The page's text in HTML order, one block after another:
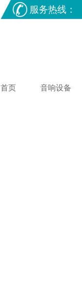
服务热线：
首页 音响设备